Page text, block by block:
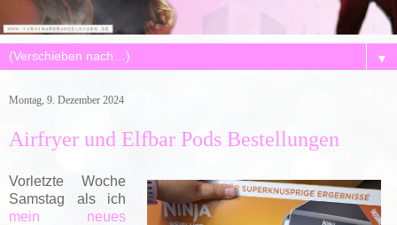
▼
Montag, 9. Dezember 2024
Airfryer und Elfbar Pods Bestellungen
Vorletzte Woche
Samstag als ich
mein neues